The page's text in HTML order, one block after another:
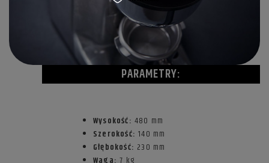
PARAMETRY:
Wysokość: 480 mm
Szerokość: 140 mm
Głębokość: 230 mm
Waga: 7 kg